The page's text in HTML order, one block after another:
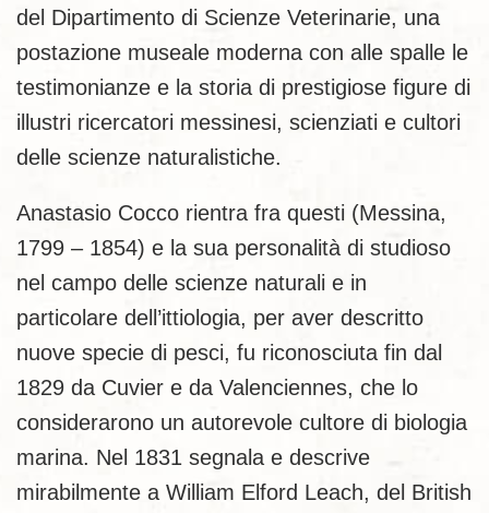
del Dipartimento di Scienze Veterinarie, una
postazione museale moderna con alle spalle le
testimonianze e la storia di prestigiose figure di
illustri ricercatori messinesi, scienziati e cultori
delle scienze naturalistiche.
Anastasio Cocco rientra fra questi (Messina,
1799 – 1854) e la sua perso­nalità di studioso
nel campo delle scienze naturali e in
particolare dell’ittio­logia, per aver descritto
nuove specie di pesci, fu riconosciuta fin dal
1829 da Cuvier e da Valenciennes, che lo
considerarono un autorevole cultore di biologia
marina. Nel 1831 segnala e descrive
mirabilmente a William Elford Leach, del British